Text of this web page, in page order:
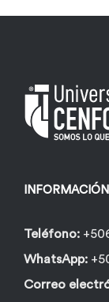
Teléfono:
WhatsApp:
Correo